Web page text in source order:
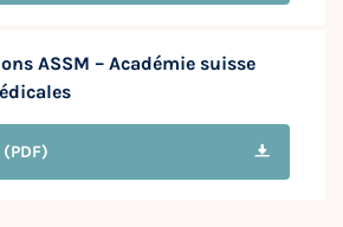
ASSM – Académie suisse
(PDF)